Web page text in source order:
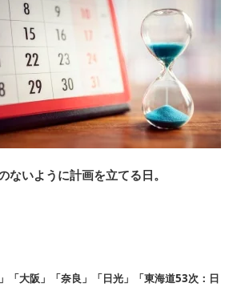
ないように計画を立てる日。
「大阪」「奈良」「日光」「東海道53次：日